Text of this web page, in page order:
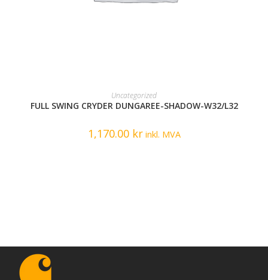
READ MORE
Uncategorized
FULL SWING CRYDER DUNGAREE-SHADOW-W32/L32
1,170.00 krinkl. MVA